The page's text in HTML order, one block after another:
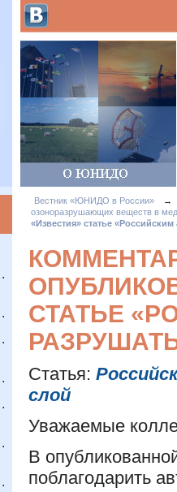
Вестник «ЮНИДО в России»
→
озоноразрушающих веществ в
«Известия» статье
СТАТЬЕ
Статья:
слой
Уважаемые
В
поблагодарить